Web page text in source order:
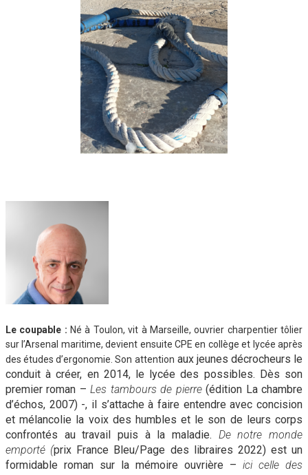
Le coupable : Né à Toulon, vit à Marseille, ouvrier charpentier tôlier
sur l’Arsenal maritime, devient ensuite CPE en collège et lycée après
des études d’ergonomie. Son attention aux jeunes décrocheurs le
conduit à créer, en 2014, le lycée des possibles. Dès son
premier roman –Les tambours de pierre(édition La chambre
d’échos, 2007) -, il s’attache à faire entendre avec concision
et mélancolie la voix des humbles et le son de leurs corps
confrontés au travail puis à la maladie. De notre monde
emporté (prix France Bleu/Page des libraires 2022) est un
formidable roman sur la mémoire ouvrière – ici celle des